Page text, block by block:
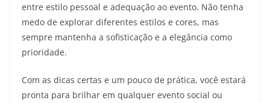
entre estilo pessoal e adequação ao evento. Não tenha
medo de explorar diferentes estilos e cores, mas
sempre mantenha a sofisticação e a elegância como
prioridade.
Com as dicas certas e um pouco de prática, você estará
pronta para brilhar em qualquer evento social ou